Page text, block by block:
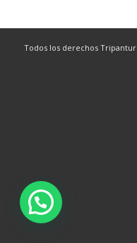
Todos los derechos Tripantur